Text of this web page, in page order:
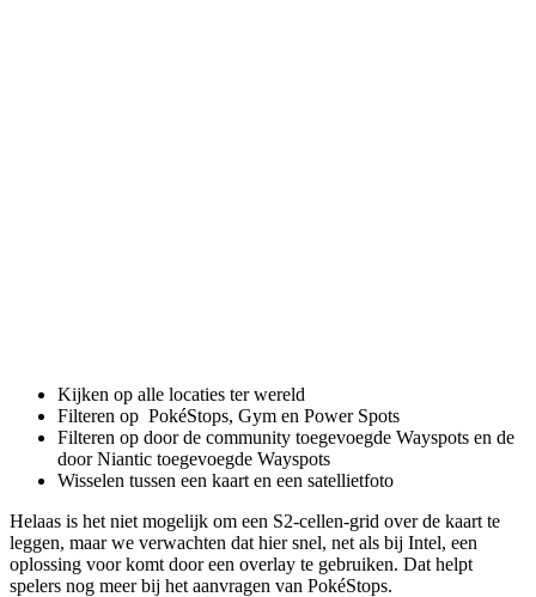
Kijken op alle locaties ter wereld
Filteren op PokéStops, Gym en Power Spots
Filteren op door de community toegevoegde Wayspots en de
door Niantic toegevoegde Wayspots
Wisselen tussen een kaart en een satellietfoto
Helaas is het niet mogelijk om een S2-cellen-grid over de kaart te
leggen, maar we verwachten dat hier snel, net als bij Intel, een
oplossing voor komt door een overlay te gebruiken. Dat helpt
spelers nog meer bij het aanvragen van PokéStops.